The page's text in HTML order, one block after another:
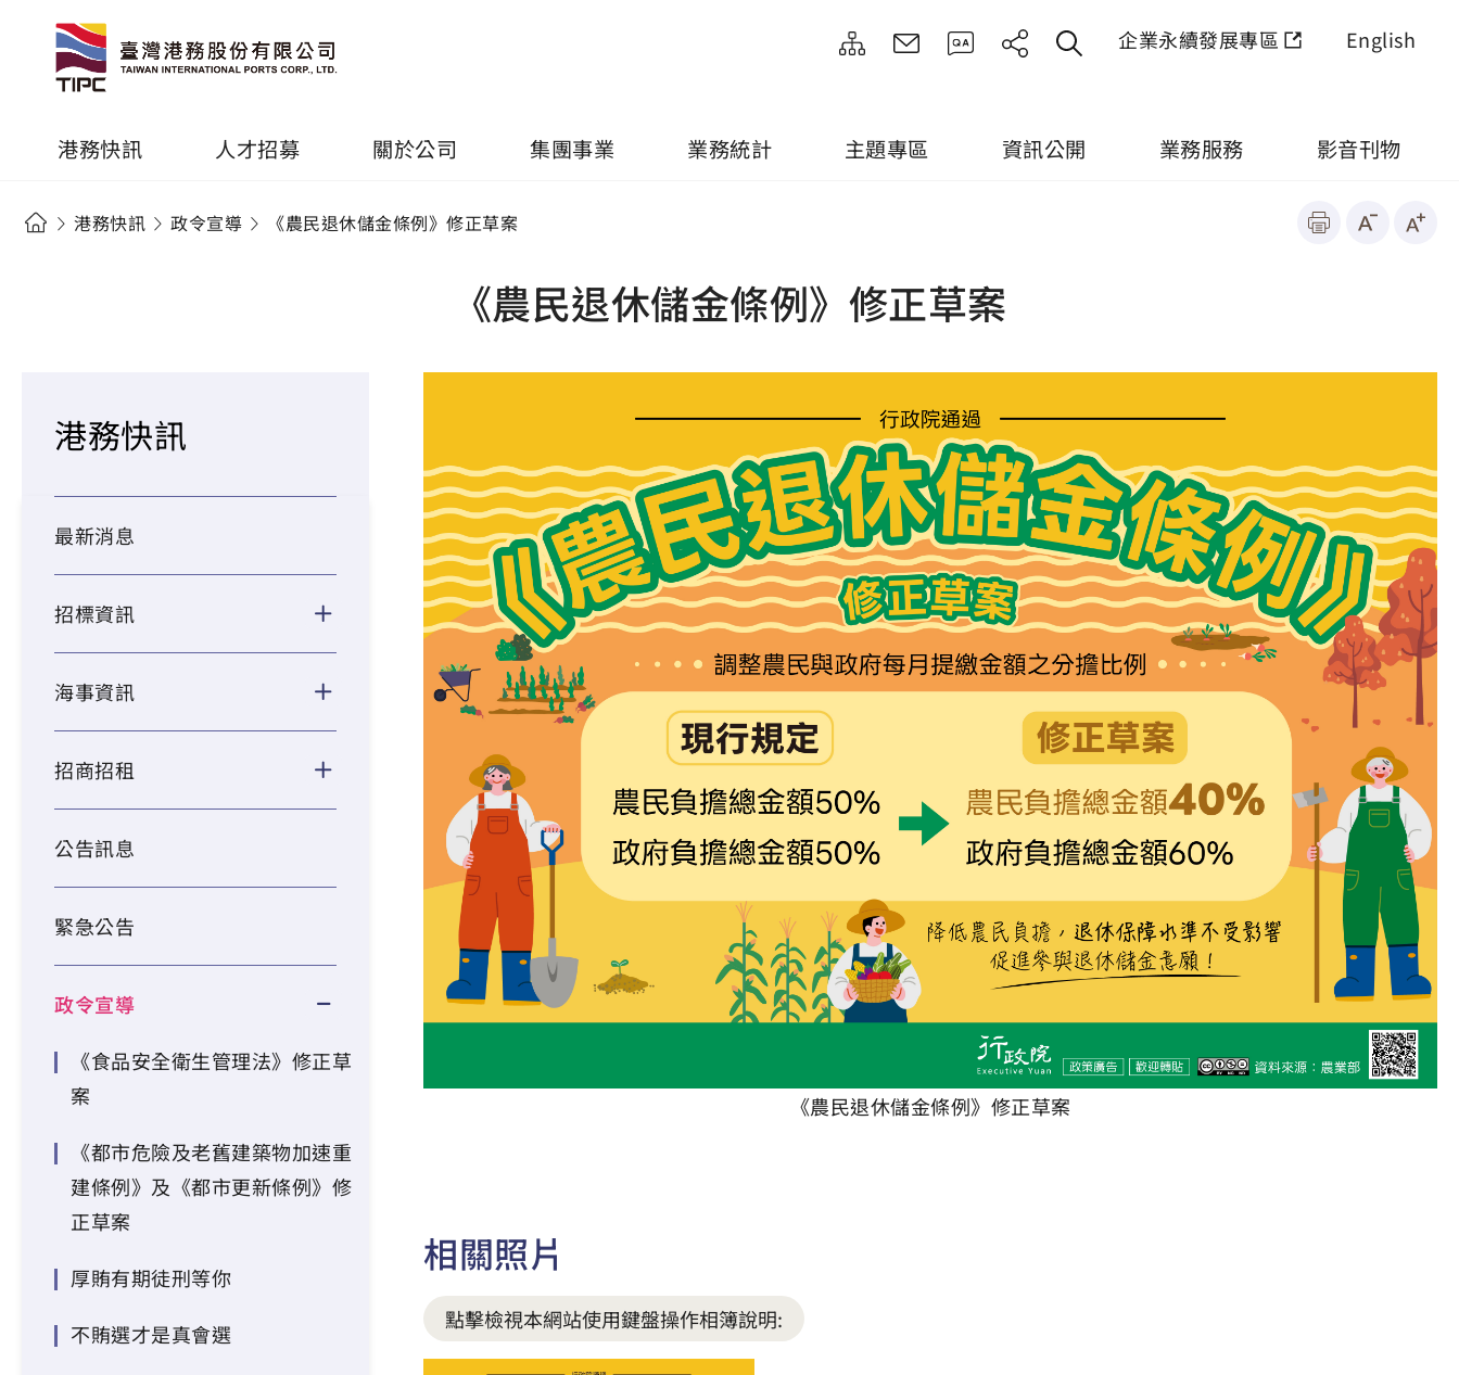
企業永續發展專區 English
港務快訊 人才招募 關於公司 集團事業 業務統計 主題專區 資訊公開 業務服務 影音刊物
港務快訊 政令宣導 《農民退休儲金條例》修正草案
《農民退休儲金條例》修正草案
港務快訊
最新消息
招標資訊
海事資訊
招商招租
公告訊息
緊急公告
政令宣導
《食品安全衛生管理法》修正草
案
《都市危險及老舊建築物加速重
建條例》及《都市更新條例》修
正草案
厚賄有期徒刑等你
不賄選才是真會選
《農民退休儲金條例》修正草案
相關照片
點擊檢視本網站使用鍵盤操作相簿說明: